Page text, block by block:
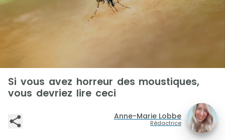
Si vous avez horreur des moustiques,
vous devriez lire ceci
Anne-Marie Lobbe
Rédactrice